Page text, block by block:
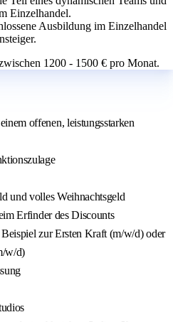
Einzelhandel.
Ausbildung im Einzelhandel
1200 - 1500 € pro Monat.
offenen, leistungsstarken
und volles Weihnachtsgeld
Erfinder des Discounts
zur Ersten Kraft (m/w/d) oder
w/d)